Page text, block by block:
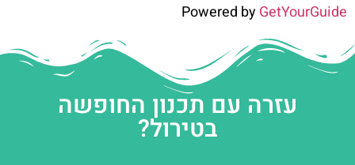
Powered byGetYourGuide
עזרה עם תכנון החופשה
בטירול?